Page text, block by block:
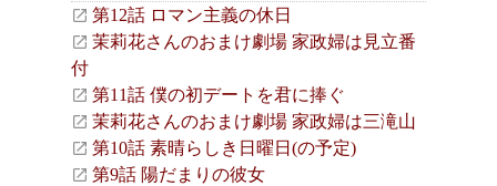
第12話 ロマン主義の休日
茉莉花さんのおまけ劇場 家政婦は見立番
付
第11話 僕の初デートを君に捧ぐ
茉莉花さんのおまけ劇場 家政婦は三滝山
第10話 素晴らしき日曜日(の予定)
第9話 陽だまりの彼女